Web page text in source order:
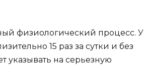
физиологический процесс. У
15 раз за сутки и без
указывать на серьезную